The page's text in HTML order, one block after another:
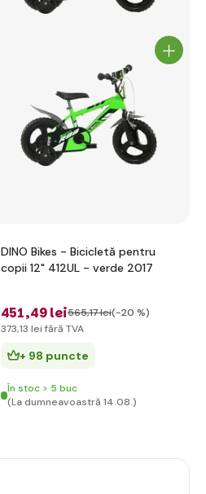
DINO Bikes - Bicicletă pentru
copii 12" 412UL - verde 2017
451,49 lei565,17 lei(-20 %)
373,13 lei fără TVA
+ 98 puncte
În stoc > 5 buc
(La dumneavoastră 14.08.)